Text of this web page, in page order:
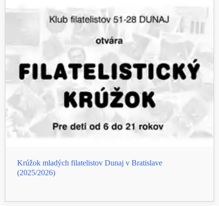
Krúžok mladých filatelistov Dunaj v Bratislave
(2025/2026)